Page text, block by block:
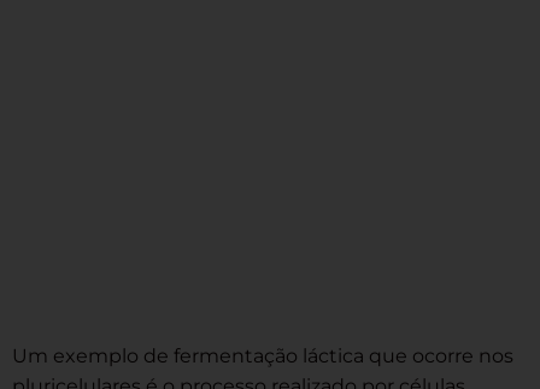
Um exemplo de fermentação láctica que ocorre nos